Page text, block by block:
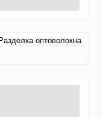
оптоволокна